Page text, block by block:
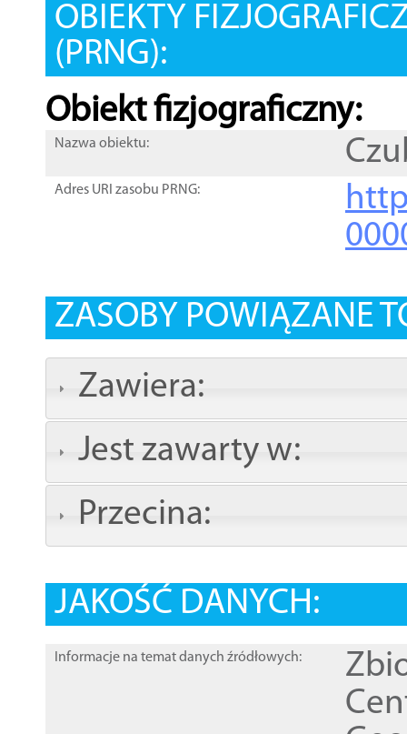
OBIEKTY
(PRNG):
Obiekt fizjograficzny:
Nazwa obiektu:
Adres URI zasobu PRNG:
ZASOBY POWIĄZANE
Zawiera:
Jest zawarty w:
Przecina:
JAKOŚĆ DANYCH:
Informacje na temat danych źródłowych: